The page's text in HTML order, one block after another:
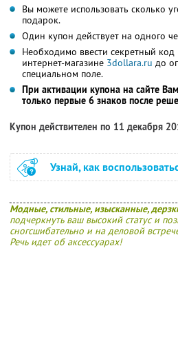
Вы можете использовать сколько
подарок.
Один купон действует на одного
Необходимо ввести секретный код
интернет-магазине 3dollara.ru до
специальном поле.
При активации купона на сайте
только первые 6 знаков после
Купон действителен по 11 декабря
Узнай, как
Модные, стильные, изысканные,
подчеркнуть ваш высокий статус и
сногсшибательно и на деловой
Речь идет об аксессуарах!